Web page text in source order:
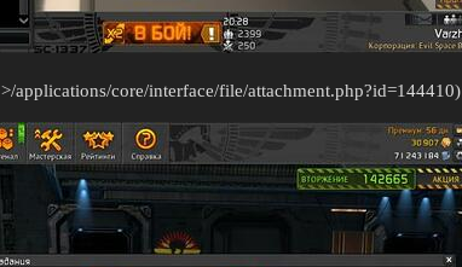
>/applications/core/interface/file/attachment.php?id=144410)